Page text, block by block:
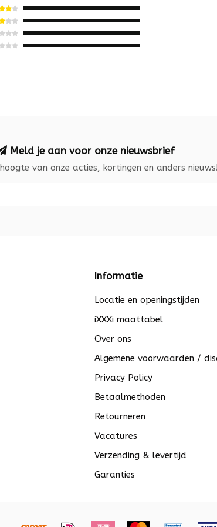
Meld je aan voor onze nieuwsbrief
van onze acties, kortingen en anders nieuws!
Informatie
Locatie en openingstijden
iXXXi maattabel
Over ons
Algemene voorwaarden /
Privacy Policy
Betaalmethoden
Retourneren
Vacatures
Verzending & levertijd
Garanties